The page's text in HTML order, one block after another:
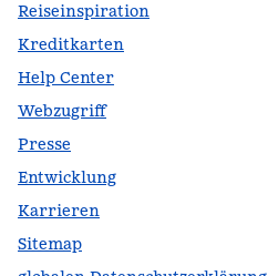
Reiseinspiration
Kreditkarten
Help Center
Webzugriff
Presse
Entwicklung
Karrieren
Sitemap